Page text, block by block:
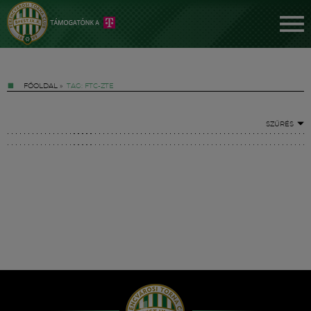
FŐOLDAL » TAG: FTC-ZTE
SZŰRÉS
Hírek